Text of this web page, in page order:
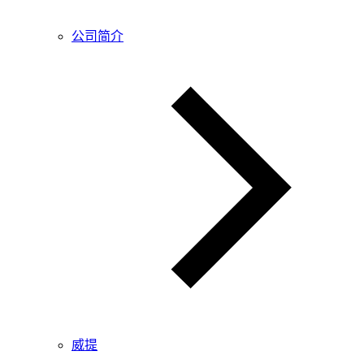
公司简介
威提